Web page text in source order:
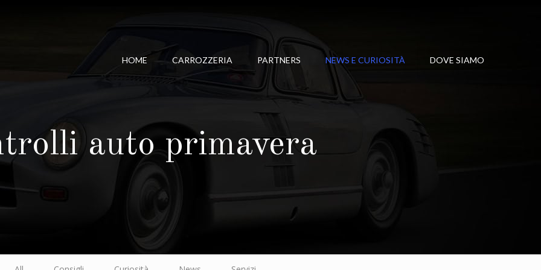
HOME CARROZZERIA PARTNERS NEWS E CURIOSITÀ DOVE SIAMO
auto primavera